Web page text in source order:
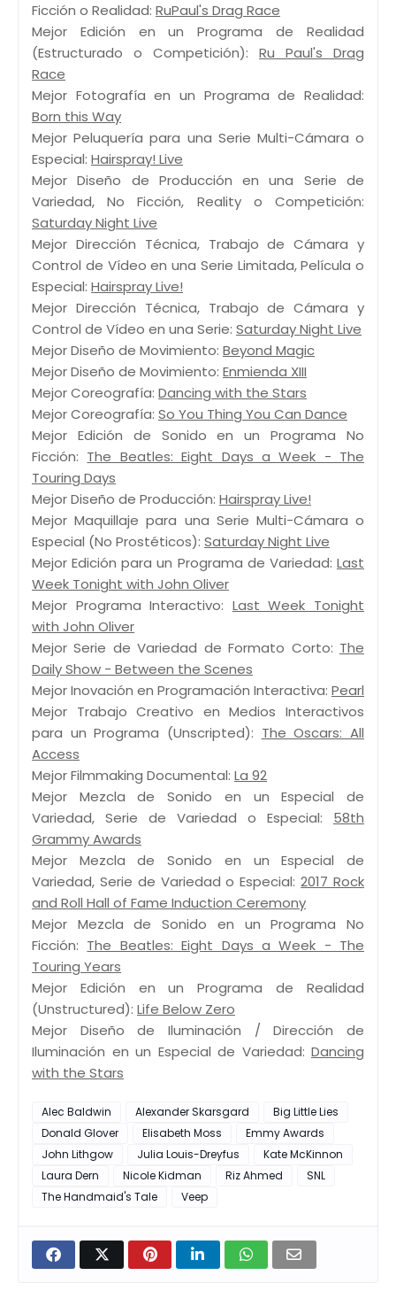
Ficción o Realidad: RuPaul's Drag Race
Mejor Edición en un Programa de Realidad
(Estructurado o Competición): Ru Paul's Drag
Race
Mejor Fotografía en un Programa de Realidad:
Born this Way
Mejor Peluquería para una Serie Multi-Cámara o
Especial: Hairspray! Live
Mejor Diseño de Producción en una Serie de
Variedad, No Ficción, Reality o Competición:
Saturday Night Live
Mejor Dirección Técnica, Trabajo de Cámara y
Control de Vídeo en una Serie Limitada, Película o
Especial: Hairspray Live!
Mejor Dirección Técnica, Trabajo de Cámara y
Control de Vídeo en una Serie: Saturday Night Live
Mejor Diseño de Movimiento: Beyond Magic
Mejor Diseño de Movimiento: Enmienda XIII
Mejor Coreografía: Dancing with the Stars
Mejor Coreografía: So You Thing You Can Dance
Mejor Edición de Sonido en un Programa No
Ficción: The Beatles: Eight Days a Week - The
Touring Days
Mejor Diseño de Producción: Hairspray Live!
Mejor Maquillaje para una Serie Multi-Cámara o
Especial (No Prostéticos): Saturday Night Live
Mejor Edición para un Programa de Variedad: Last
Week Tonight with John Oliver
Mejor Programa Interactivo: Last Week Tonight
with John Oliver
Mejor Serie de Variedad de Formato Corto: The
Daily Show - Between the Scenes
Mejor Inovación en Programación Interactiva: Pearl
Mejor Trabajo Creativo en Medios Interactivos
para un Programa (Unscripted): The Oscars: All
Access
Mejor Filmmaking Documental: La 92
Mejor Mezcla de Sonido en un Especial de
Variedad, Serie de Variedad o Especial: 58th
Grammy Awards
Mejor Mezcla de Sonido en un Especial de
Variedad, Serie de Variedad o Especial:2017 Rock
and Roll Hall of Fame Induction Ceremony
Mejor Mezcla de Sonido en un Programa No
Ficción: The Beatles: Eight Days a Week - The
Touring Years
Mejor Edición en un Programa de Realidad
(Unstructured): Life Below Zero
Mejor Diseño de Iluminación / Dirección de
Iluminación en un Especial de Variedad: Dancing
with the Stars
Alec Baldwin Alexander Skarsgard
Big Little Lies
Donald Glover
Elisabeth Moss
Emmy Awards
John Lithgow
Julia Louis-Dreyfus
Kate McKinnon
Laura Dern
Nicole Kidman Riz Ahmed
SNL
The Handmaid's Tale
Veep